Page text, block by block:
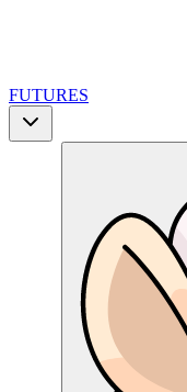
FUTURES